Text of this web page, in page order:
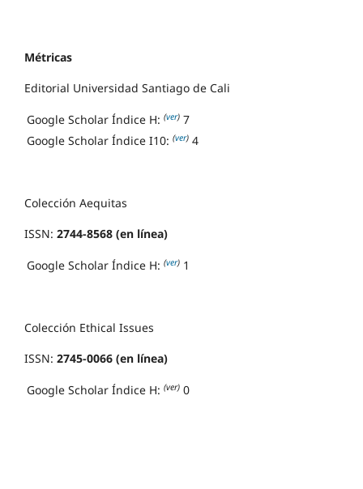
Métricas
Editorial Universidad Santiago de Cali
Google Scholar Índice H: (ver) 7
Google Scholar Índice I10: (ver) 4
Colección Aequitas
ISSN: 2744-8568 (en línea)
Google Scholar Índice H: (ver) 1
Colección Ethical Issues
ISSN: 2745-0066 (en línea)
Google Scholar Índice H: (ver) 0